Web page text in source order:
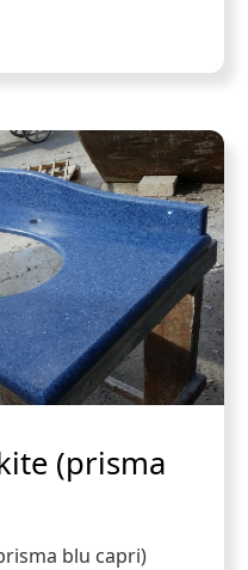
(prisma
blu capri)